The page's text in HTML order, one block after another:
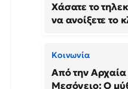
Χάσατε το
να ανοίξετε το
Κοινωνία
Από την
Μεσόγειο: Ο